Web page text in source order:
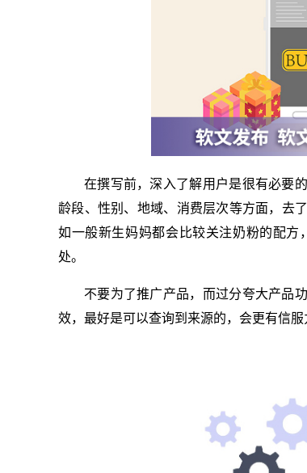
在撰写前，深入了解用户是很有必要
龄段、性别、地域、消费层次等方面，去
如一般新生妈妈都会比较关注奶粉的配
处。
不要为了推广产品，而过分夸大产品
效，最好是可以查询到来源的，会更有信